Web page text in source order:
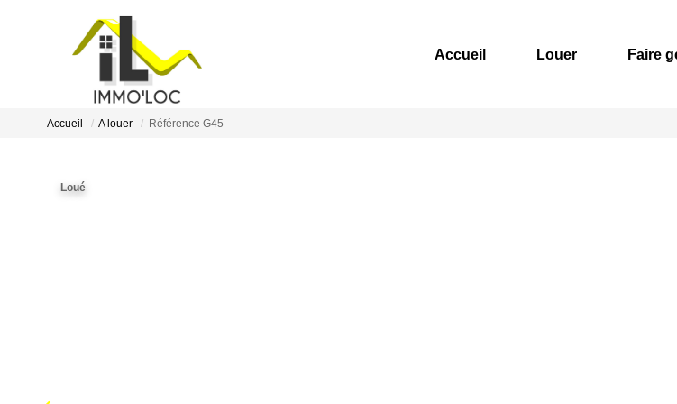
Accueil Louer Faire
Accueil A louer Référence G45
Loué